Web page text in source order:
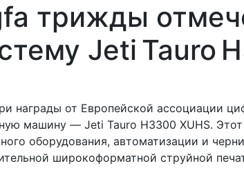
трижды
Jeti Tauro
награды от Европейской ассоциации
машину — Jeti Tauro H3300 XUHS.
оборудования, автоматизации и
широкоформатной струйной